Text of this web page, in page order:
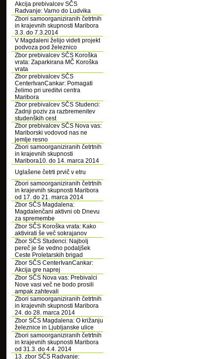
Akcija prebivalcev SČS
Radvanje: Varno do Ludvika
Zbori samoorganiziranih četrtnih
in krajevnih skupnosti Maribora
3.3. do 7.3.2014
V Magdaleni želijo videti projekt
podvoza pod železnico
Zbor prebivalcev SČS Koroška
vrata: Zaparkirana MČ Koroška
vrata
Zbor prebivalcev SČS
CenterIvanCankar: Pomagati
želimo pri ureditvi centra
Maribora
Zbor prebivalcev SČS Studenci:
Zadnji poziv za razbremenitev
studenških cest
Zbor prebivalcev SČS Nova vas:
Mariborski vodovod nas ne
jemlje resno
Zbori samoorganiziranih četrtnih
in krajevnih skupnosti
Maribora10. do 14. marca 2014
Uglašene četrti prvič v etru
Zbori samoorganiziranih četrtnih
in krajevnih skupnosti Maribora
od 17. do 21. marca 2014
Zbor SČS Magdalena:
Magdalenčani aktivni ob Dnevu
za spremembe
Zbor SČS Koroška vrata: Kako
aktivirati še več sokrajanov
Zbor SČS Studenci: Najbolj
pereč je še vedno podaljšek
Ceste Proletarskih brigad
Zbor SČS CenterIvanCankar:
Akcija gre naprej
Zbor SČS Nova vas: Prebivalci
Nove vasi več ne bodo prosili
ampak zahtevali
Zbori samoorganiziranih četrtnih
in krajevnih skupnosti Maribora
24. do 28. marca 2014
Zbor SČS Magdalena: O križanju
železnice in Ljubljanske ulice
Zbori samoorganiziranih četrtnih
in krajevnih skupnosti Maribora
od 31.3. do 4.4. 2014
13. zbor SČS Radvanje: